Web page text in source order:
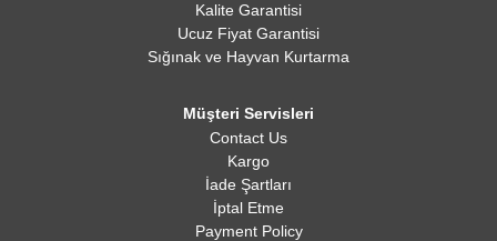
Kalite Garantisi
Ucuz Fiyat Garantisi
Sığınak ve Hayvan Kurtarma
Müşteri Servisleri
Contact Us
Kargo
İade Şartları
İptal Etme
Payment Policy